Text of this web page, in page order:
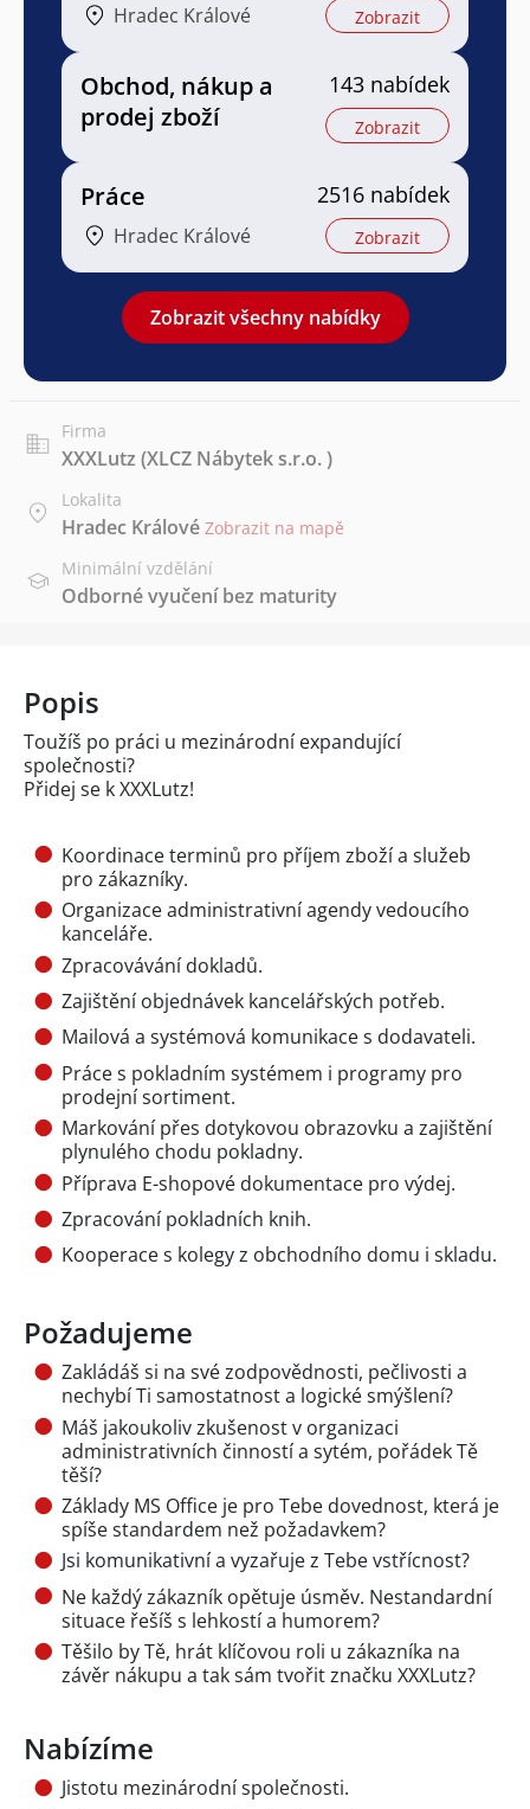
Hradec Králové Zobrazit
Obchod, nákup a
prodej zboží
143 nabídek
Zobrazit
Práce
Hradec Králové
2516 nabídek
Zobrazit
Zobrazit všechny nabídky
Firma
XXXLutz (XLCZ Nábytek s.r.o. )
Lokalita
Hradec Králové Zobrazit na mapě
Minimální vzdělání
Odborné vyučení bez maturity
Popis
Toužíš po práci u mezinárodní expandující
společnosti?
Přidej se k XXXLutz!
Koordinace terminů pro příjem zboží a služeb
pro zákazníky.
Organizace administrativní agendy vedoucího
kanceláře.
Zpracovávání dokladů.
Zajištění objednávek kancelářských potřeb.
Mailová a systémová komunikace s dodavateli.
Práce s pokladním systémem i programy pro
prodejní sortiment.
Markování přes dotykovou obrazovku a zajištění
plynulého chodu pokladny.
Příprava E-shopové dokumentace pro výdej.
Zpracování pokladních knih.
Kooperace s kolegy z obchodního domu i skladu.
Požadujeme
Zakládáš si na své zodpovědnosti, pečlivosti a
nechybí Ti samostatnost a logické smýšlení?
Máš jakoukoliv zkušenost v organizaci
administrativních činností a sytém, pořádek Tě
těší?
Základy MS Office je pro Tebe dovednost, která je
spíše standardem než požadavkem?
Jsi komunikativní a vyzařuje z Tebe vstřícnost?
Ne každý zákazník opětuje úsměv. Nestandardní
situace řešíš s lehkostí a humorem?
Těšilo by Tě, hrát klíčovou roli u zákazníka na
závěr nákupu a tak sám tvořit značku XXXLutz?
Nabízíme
Jistotu mezinárodní společnosti.